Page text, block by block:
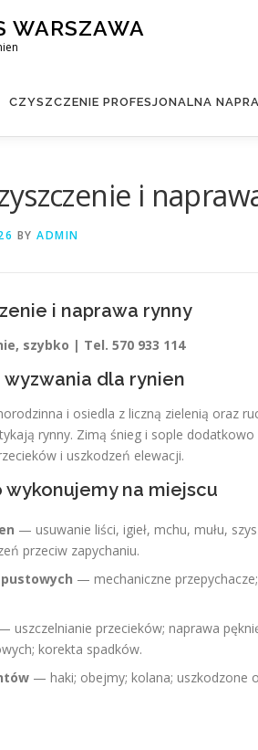
WARSZAWA
CZYSZCZENIE PROFESJONALNA
i
BY ADMIN
i naprawa rynny
szybko | Tel. 570 933 114
dla rynien
i osiedla z liczną zielenią oraz
rynny. Zimą śnieg i sople
i uszkodzeń elewacji.
wykonujemy na miejscu
— usuwanie liści, igieł, mchu, mułu,
przeciw zapychaniu.
— mechaniczne
uszczelnianie przecieków; naprawa
korekta spadków.
— haki; obejmy; kolana; uszkodzone